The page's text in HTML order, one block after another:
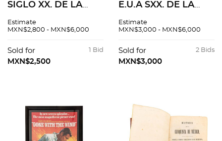
SIGLO XX. DE LA
Elaborado en
carátula de números
arábigos y péndulo.
Estimate
MXN$2,800 - MXN$6,000
1 Bid
Sold for
MXN$2,500
E.U.A SXX. DE LA
Elaborado en
vidrio esmerilado,
espejos laterales y
Estimate
MXN$3,000 - MXN$6,000
2 Bids
Sold for
MXN$3,000